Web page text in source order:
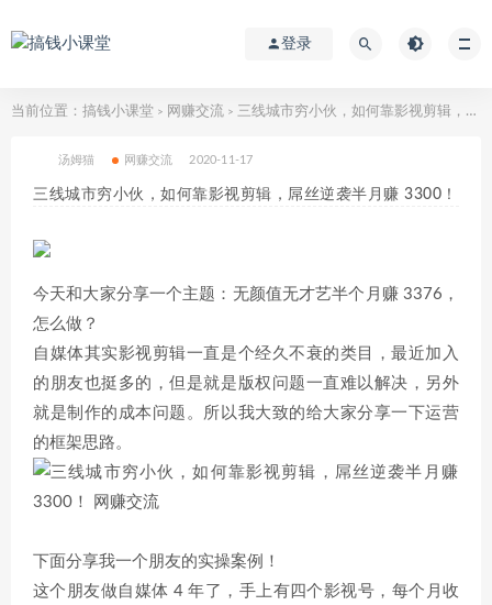
登录
当前位置： 搞钱小课堂 > 网赚交流 > 三线城市穷小伙，如何靠影视剪辑，屌丝逆袭半月赚 3300！
汤姆猫 网赚交流 2020-11-17
三线城市穷小伙，如何靠影视剪辑，屌丝逆袭半月赚 3300！
今天和大家分享一个主题：无颜值无才艺半个月赚 3376，
怎么做？
自媒体其实影视剪辑一直是个经久不衰的类目，最近加入
的朋友也挺多的，但是就是版权问题一直难以解决，另外
就是制作的成本问题。所以我大致的给大家分享一下运营
的框架思路。
下面分享我一个朋友的实操案例！
这个朋友做自媒体 4 年了，手上有四个影视号，每个月收